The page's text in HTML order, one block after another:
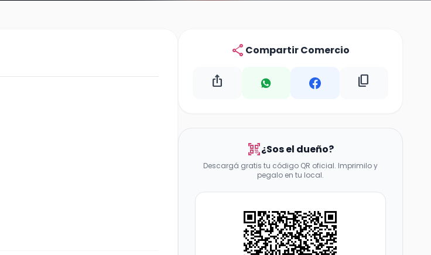
share Compartir Comercio
ios_share content_copy
qr_code_scanner¿Sos el dueño?
Descargá gratis tu código QR oficial. Imprimilo y
pegalo en tu local.